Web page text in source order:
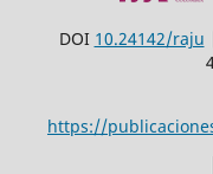
DOI 10.24142/raju
https://